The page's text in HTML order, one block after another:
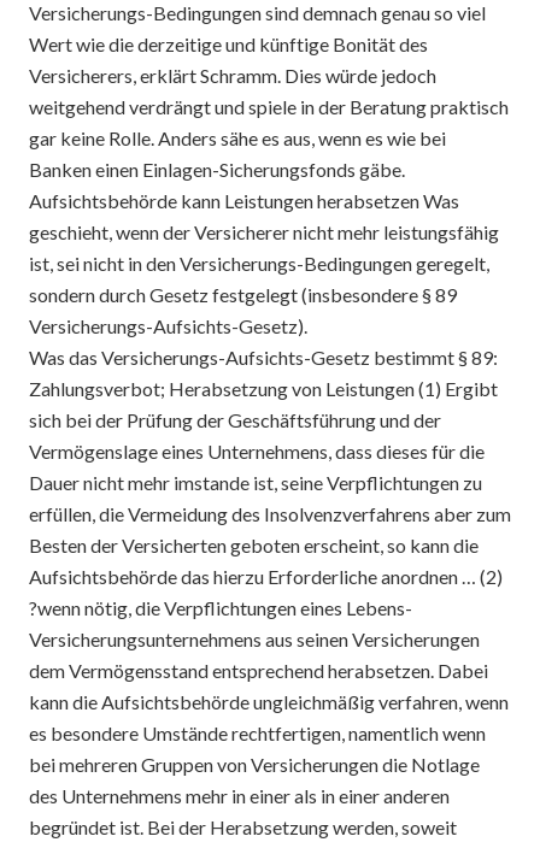
Versicherungs-Bedingungen sind demnach genau so viel
Wert wie die derzeitige und künftige Bonität des
Versicherers, erklärt Schramm. Dies würde jedoch
weitgehend verdrängt und spiele in der Beratung praktisch
gar keine Rolle. Anders sähe es aus, wenn es wie bei
Banken einen Einlagen-Sicherungsfonds gäbe.
Aufsichtsbehörde kann Leistungen herabsetzen Was
geschieht, wenn der Versicherer nicht mehr leistungsfähig
ist, sei nicht in den Versicherungs-Bedingungen geregelt,
sondern durch Gesetz festgelegt (insbesondere § 89
Versicherungs-Aufsichts-Gesetz).
Was das Versicherungs-Aufsichts-Gesetz bestimmt § 89:
Zahlungsverbot; Herabsetzung von Leistungen (1) Ergibt
sich bei der Prüfung der Geschäftsführung und der
Vermögenslage eines Unternehmens, dass dieses für die
Dauer nicht mehr imstande ist, seine Verpflichtungen zu
erfüllen, die Vermeidung des Insolvenzverfahrens aber zum
Besten der Versicherten geboten erscheint, so kann die
Aufsichtsbehörde das hierzu Erforderliche anordnen … (2)
?wenn nötig, die Verpflichtungen eines Lebens-
Versicherungsunternehmens aus seinen Versicherungen
dem Vermögensstand entsprechend herabsetzen. Dabei
kann die Aufsichtsbehörde ungleichmäßig verfahren, wenn
es besondere Umstände rechtfertigen, namentlich wenn
bei mehreren Gruppen von Versicherungen die Notlage
des Unternehmens mehr in einer als in einer anderen
begründet ist. Bei der Herabsetzung werden, soweit